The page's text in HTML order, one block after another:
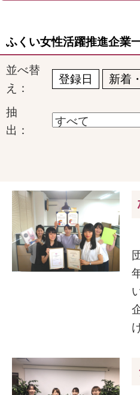
ふくい女性活躍推進企業
並べ替
え：
登録日 新着
抽
出：